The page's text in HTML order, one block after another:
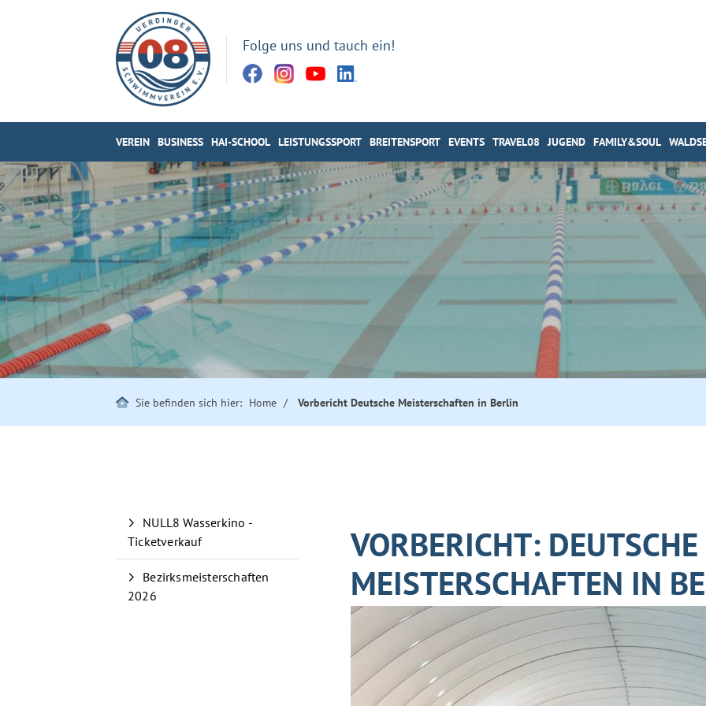
Folge uns und tauch ein!
VEREIN BUSINESS HAI-SCHOOL LEISTUNGSSPORT BREITENSPORT EVENTS TRAVEL08 JUGEND FAMILY&SOUL
Sie befinden sich hier: Home Vorbericht Deutsche Meisterschaften in Berlin
VORBERICHT: DEUTSCHE
MEISTERSCHAFTEN IN
NULL8 Wasserkino -
Ticketverkauf
Bezirksmeisterschaften
2026